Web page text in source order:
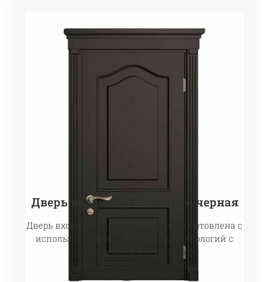
Дверь входная «Калистро», черная
Дверь входная «Калистро», черная изготовлена с
использованием современных технологий с
применением натурального
высококачественного сырья.